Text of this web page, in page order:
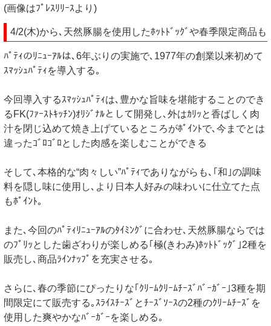
(画像はﾌﾟﾚｽﾘﾘｰｽより)
4/2(木)から､天然豚腸を使用したﾎｯﾄﾄﾞｯｸﾞや春季限定商品も
ﾊﾟﾃｨのﾘﾆｭｰｱﾙは､6年ぶりの実施で､1977年の創業以来初めて
ｽﾏｯｼｭﾊﾟﾃｨを導入する｡
今回導入するｽﾏｯｼｭﾊﾟﾃｨは､豊かな旨味を堪能することのでき
るFK(ﾌｧｰｽﾄｷｯﾁﾝ)ｵﾘｼﾞﾅﾙとして開発し､外はｶﾘｯと香ばしく肉
汁を閉じ込めて焼き上げているところがﾎﾟｲﾝﾄで､今までとは
違ったｺﾞﾛｺﾞﾛとした肉感を楽しむことができる
そして､本格的な“肉々しい”ﾊﾟﾃｨでありながらも､｢和｣の調味
料を隠し味に使用し､より日本人好みの味わいに仕立てた点
もﾎﾟｲﾝﾄ｡
また､今回のﾊﾟﾃｨﾘﾆｭｰｱﾙのﾀｲﾐﾝｸﾞに合わせ､天然豚腸ならでは
のﾌﾟﾘｯとした歯ざわりが楽しめる｢極(きわみ)ﾎｯﾄﾄﾞｯｸﾞ｣2種を
販売し､商品ﾗｲﾝﾅｯﾌﾟを充実させる｡
さらに､春の季節にぴったりな｢ｸﾘｰﾑｸﾘｰﾑﾁｰｽﾞﾊﾞｰｶﾞｰ｣3種を期
間限定にて販売する｡ｽﾗｲｽﾁｰｽﾞとﾁｰｽﾞｿｰｽの2種のｸﾘｰﾑﾁｰｽﾞを
使用した爽やかなﾊﾞｰｶﾞｰを楽しめる｡